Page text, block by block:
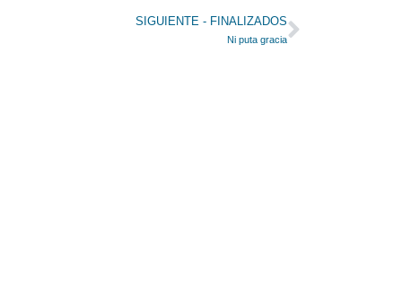
SIGUIENTE - FINALIZADOS
Ni puta gracia
Siguiente